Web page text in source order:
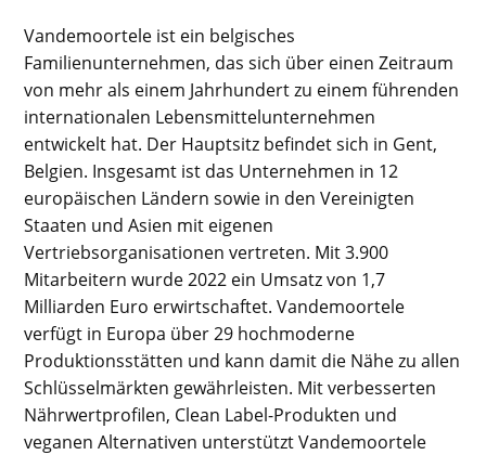
Vandemoortele ist ein belgisches
Familienunternehmen, das sich über einen Zeitraum
von mehr als einem Jahrhundert zu einem führenden
internationalen Lebensmittelunternehmen
entwickelt hat. Der Hauptsitz befindet sich in Gent,
Belgien. Insgesamt ist das Unternehmen in 12
europäischen Ländern sowie in den Vereinigten
Staaten und Asien mit eigenen
Vertriebsorganisationen vertreten. Mit 3.900
Mitarbeitern wurde 2022 ein Umsatz von 1,7
Milliarden Euro erwirtschaftet. Vandemoortele
verfügt in Europa über 29 hochmoderne
Produktionsstätten und kann damit die Nähe zu allen
Schlüsselmärkten gewährleisten. Mit verbesserten
Nährwertprofilen, Clean Label-Produkten und
veganen Alternativen unterstützt Vandemoortele